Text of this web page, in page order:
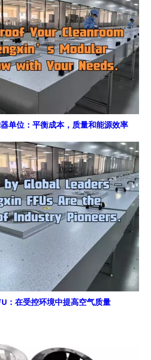
单位：平衡成本，质量和能源效率
：在受控环境中提高空气质量